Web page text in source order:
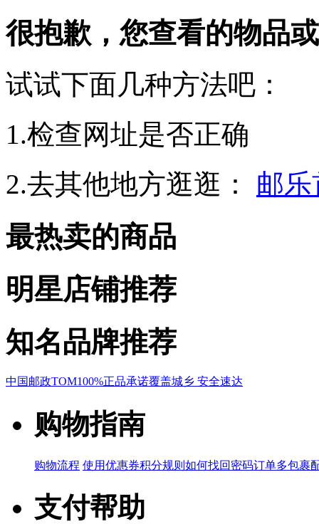
很抱歉，您查看的物品
试试下面几种方法吧：
1.检查网址是否正确
2.去其他地方逛逛：
邮
最热卖的商品
明星店铺推荐
知名品牌推荐
中国邮政TOM100%正品承诺覆盖城乡 安全速达
购物指南
购物流程 使用优惠券积分规则 如何找回密码订单多包裹
支付帮助